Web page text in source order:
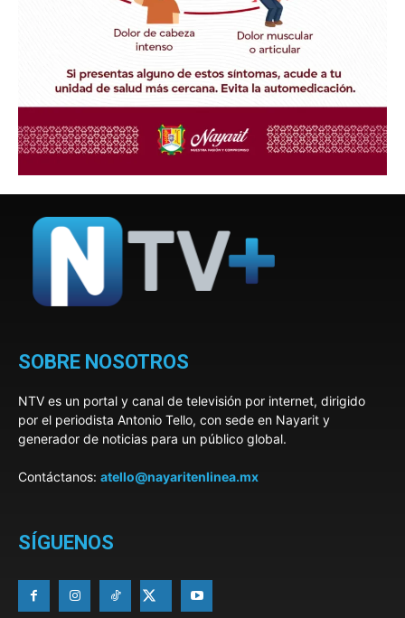
SOBRE NOSOTROS
NTV es un portal y canal de televisión por internet, dirigido
por el periodista Antonio Tello, con sede en Nayarit y
generador de noticias para un público global.
Contáctanos: atello@nayaritenlinea.mx
SÍGUENOS